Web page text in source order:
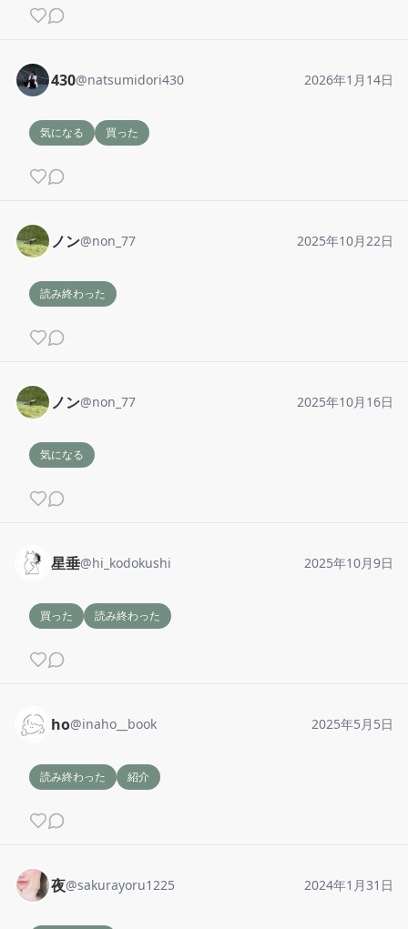
430@natsumidori430 2026年1月14日
気になる 買った
ノン@non_77 2025年10月22日
読み終わった
ノン@non_77 2025年10月16日
気になる
星垂@hi_kodokushi 2025年10月9日
買った 読み終わった
ho@inaho__book 2025年5月5日
読み終わった 紹介
夜@sakurayoru1225 2024年1月31日